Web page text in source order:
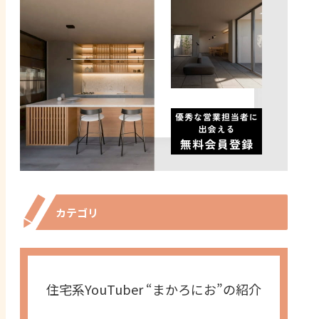
カテゴリ
住宅系YouTuber “まかろにお”の紹介